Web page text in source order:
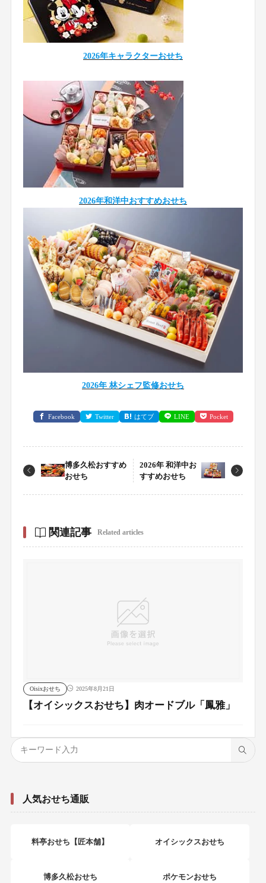
2026年キャラクターおせち
2026年和洋中おすすめおせち
2026年 林シェフ監修おせち
Facebook Twitter はてブ LINE Pocket
博多久松おすすめ
おせち
2026年 和洋中お
すすめおせち
関連記事 Related articles
Oisixおせち 2025年8月21日
【オイシックスおせち】肉オードブル「鳳雅」
人気おせち通販
料亭おせち【匠本舗】 オイシックスおせち
博多久松おせち ポケモンおせち